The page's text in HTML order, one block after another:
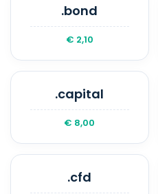
.bond
€ 2,10
.capital
€ 8,00
.cfd